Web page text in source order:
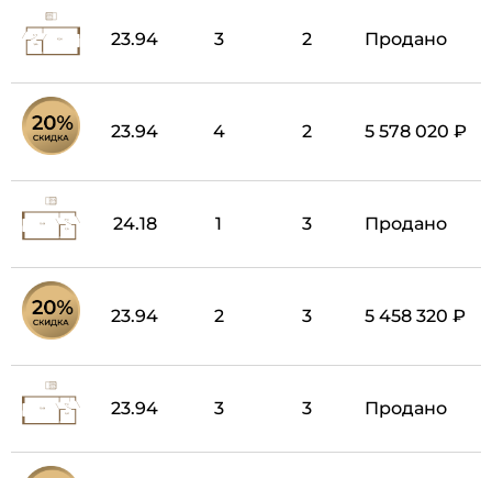
23.94 3 2 Продано
23.94 4 2 5 578 020 ₽
24.18 1 3 Продано
23.94 2 3 5 458 320 ₽
23.94 3 3 Продано